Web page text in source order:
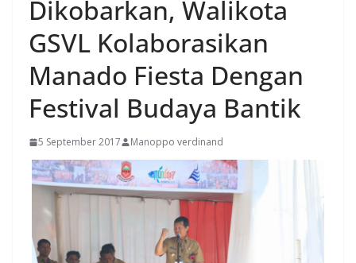
Dikobarkan, Walikota
GSVL Kolaborasikan
Manado Fiesta Dengan
Festival Budaya Bantik
5 September 2017 Manoppo verdinand